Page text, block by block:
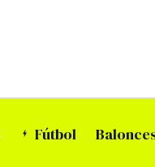
Fútbol